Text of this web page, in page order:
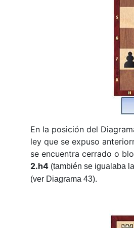
En la posición del
ley que se expuso
se encuentra cerrado o
2.h4 (también se igualaba
(ver Diagrama 43).